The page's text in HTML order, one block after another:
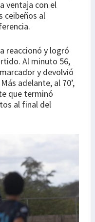
ventaja con el
ceibeños al
reaccionó y logró
Al minuto 56,
y devolvió
adelante, al 70’,
que terminó
al final del